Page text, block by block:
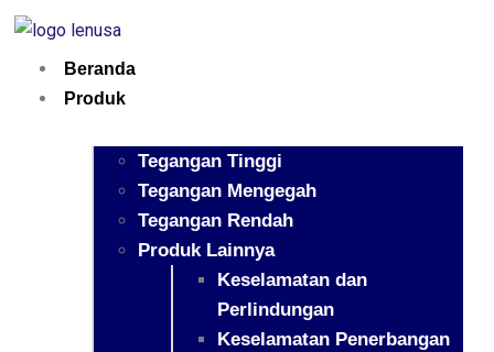
Beranda
Produk
Tegangan Tinggi
Tegangan Mengegah
Tegangan Rendah
Produk Lainnya
Keselamatan dan
Perlindungan
Keselamatan Penerbangan